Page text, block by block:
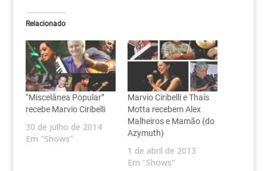
Relacionado
“Miscelânea Popular”
recebe Marvio Ciribelli
30 de julho de 2014
Em "Shows"
Marvio Ciribelli e Thaís
Motta recebem Alex
Malheiros e Mamão (do
Azymuth)
1 de abril de 2013
Em "Shows"